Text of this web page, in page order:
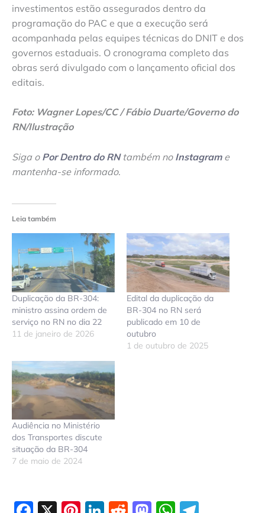
investimentos estão assegurados dentro da
programação do PAC e que a execução será
acompanhada pelas equipes técnicas do DNIT e dos
governos estaduais. O cronograma completo das
obras será divulgado com o lançamento oficial dos
editais.
Foto: Wagner Lopes/CC / Fábio Duarte/Governo do
RN/Ilustração
Siga o Por Dentro do RNtambém no Instagrame
mantenha-se informado.
Leia também
Duplicação da BR-304:
ministro assina ordem de
serviço no RN no dia 22
11 de janeiro de 2026
Edital da duplicação da
BR-304 no RN será
publicado em 10 de
outubro
1 de outubro de 2025
Audiência no Ministério
dos Transportes discute
situação da BR-304
7 de maio de 2024